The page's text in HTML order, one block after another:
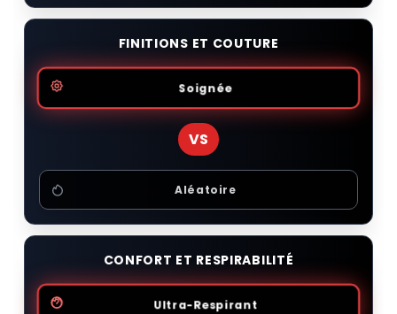
FINITIONS ET COUTURE
Soignée
VS
Aléatoire
CONFORT ET RESPIRABILITÉ
Ultra-Respirant